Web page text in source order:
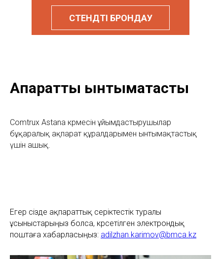
СТЕНДТІ БРОНДАУ
Ақпараттық ынтымақтастық
Comtrux Astana көрмесін ұйымдастырушылар
бұқаралық ақпарат құралдарымен ынтымақтастық
үшін ашық.
Егер сізде ақпараттық серіктестік туралы
ұсыныстарыңыз болса, көрсетілген электрондық
поштаға хабарласыңыз: adilzhan.karimov@bmca.kz